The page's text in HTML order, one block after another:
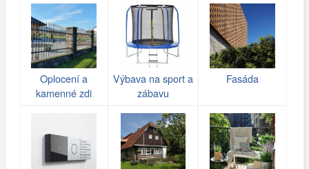
Oplocení a
kamenné zdi
Výbava na sport a
zábavu
Fasáda